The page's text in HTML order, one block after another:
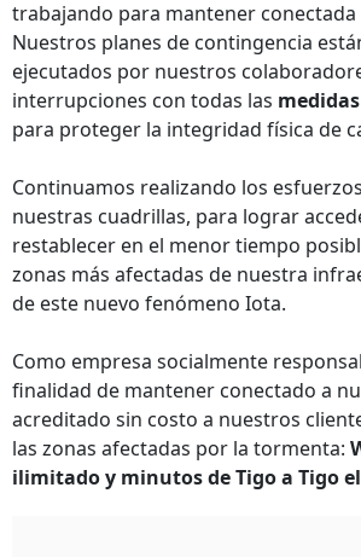
trabajando para mantener
Nuestros planes de contingencia
ejecutados por nuestros
interrupciones con todas las
para proteger la integridad física de
Continuamos realizando los
nuestras cuadrillas, para lograr
restablecer en el menor tiempo
zonas más afectadas de nuestra
de este nuevo fenómeno Iota.
Como empresa socialmente
finalidad de mantener conectado a
acreditado sin costo a nuestros
las zonas afectadas por la tormenta:
ilimitado y minutos de Tigo a Tigo